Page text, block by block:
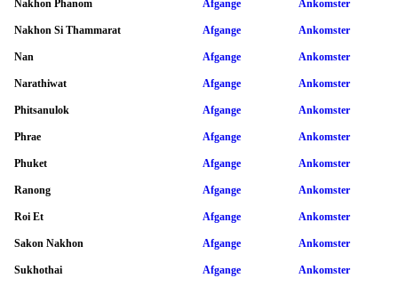
Nakhon Phanom Afgange Ankomster
Nakhon Si Thammarat Afgange Ankomster
Nan Afgange Ankomster
Narathiwat Afgange Ankomster
Phitsanulok Afgange Ankomster
Phrae Afgange Ankomster
Phuket Afgange Ankomster
Ranong Afgange Ankomster
Roi Et Afgange Ankomster
Sakon Nakhon Afgange Ankomster
Sukhothai Afgange Ankomster